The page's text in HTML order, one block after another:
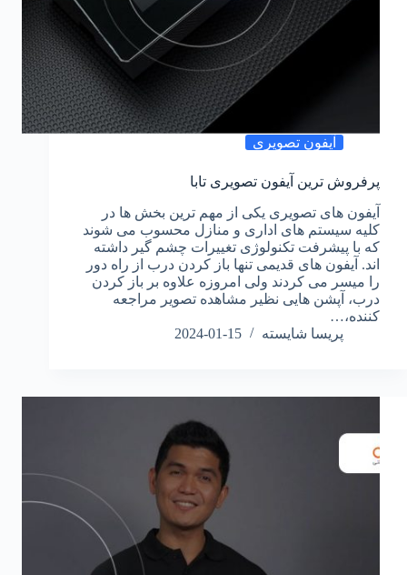
آیفون تصویری
پرفروش ترین آیفون تصویری تابا
آیفون های تصویری یکی از مهم ترین بخش ها در
کلیه سیستم های اداری و منازل محسوب می شوند
که با پیشرفت تکنولوژی تغییرات چشم گیر داشته
اند. آیفون های قدیمی تنها باز کردن درب از راه دور
را میسر می کردند ولی امروزه علاوه بر باز کردن
درب، آپشن هایی نظیر مشاهده تصویر مراجعه
کننده،…
پریسا شایسته
2024-01-15